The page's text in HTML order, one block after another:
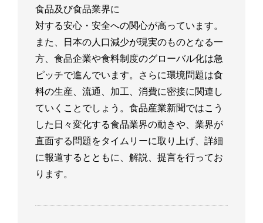
食品及び食品業界に
対する安心・安全への関心が高っています。
また、日本の人口減少が現実のものとなる一
方、食品企業や食料制度のグローバル化は急
ピッチで進んでいます。さらに環境問題は食
料の生産、流通、加工、消費に密接に関連し
ていくことでしょう。食品産業新聞ではこう
した日々変化する食品業界の動きや、業界が
直面する問題をタイムリーに取り上げ、詳細
に報道するとともに、解説、提言を行ってお
ります。